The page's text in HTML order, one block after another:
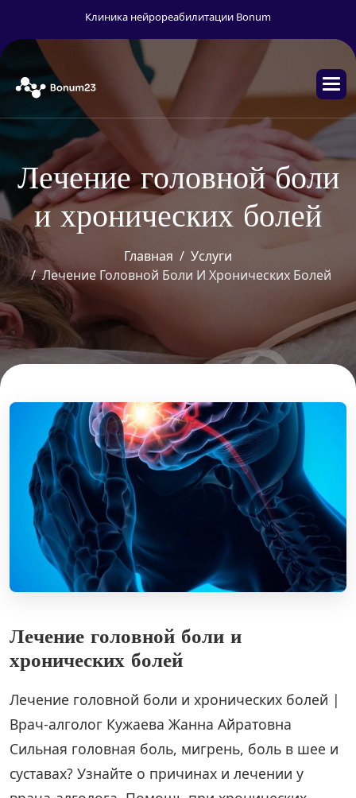
Клиника нейрореабилитации Bonum
Лечение головной боли
и хронических болей
Главная
Услуги
Лечение Головной Боли И Хронических Болей
Лечение головной боли и
хронических болей
Лечение головной боли и хронических болей |
Врач-алголог Кужаева Жанна Айратовна
Сильная головная боль, мигрень, боль в шее и
суставах? Узнайте о причинах и лечении у